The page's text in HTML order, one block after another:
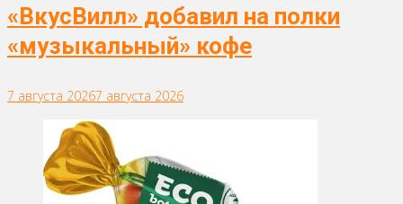
«ВкусВилл» добавил на полки
«музыкальный» кофе
7 августа 20267 августа 2026